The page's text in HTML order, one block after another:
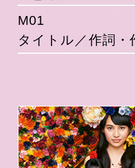
M01
タイトル／作詞・